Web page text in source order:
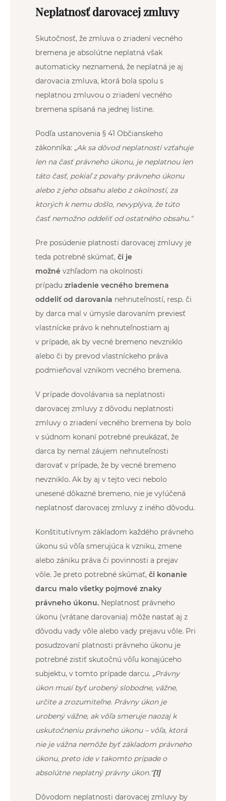
Neplatnosť darovacej zmluvy
Skutočnosť, že zmluva o zriadení vecného
bremena je absolútne neplatná však
automaticky neznamená, že neplatná je aj
darovacia zmluva, ktorá bola spolu s
neplatnou zmluvou o zriadení vecného
bremena spísaná na jednej listine.
Podľa ustanovenia § 41 Občianskeho
zákonníka: „Ak sa dôvod neplatnosti vzťahuje
len na časť právneho úkonu, je neplatnou len
táto časť, pokiaľ z povahy právneho úkonu
alebo z jeho obsahu alebo z okolností, za
ktorých k nemu došlo, nevyplýva, že túto
časť nemožno oddeliť od ostatného obsahu.“
Pre posúdenie platnosti darovacej zmluvy je
teda potrebné skúmať, či je
možné vzhľadom na okolnosti
prípadu zriadenie vecného bremena
oddeliť od darovania nehnuteľností, resp. či
by darca mal v úmysle darovaním previesť
vlastnícke právo k nehnuteľnostiam aj
v prípade, ak by vecné bremeno nevzniklo
alebo či by prevod vlastníckeho práva
podmieňoval vznikom vecného bremena.
V prípade dovolávania sa neplatnosti
darovacej zmluvy z dôvodu neplatnosti
zmluvy o zriadení vecného bremena by bolo
v súdnom konaní potrebné preukázať, že
darca by nemal záujem nehnuteľnosti
darovať v prípade, že by vecné bremeno
nevzniklo. Ak by aj v tejto veci nebolo
unesené dôkazné bremeno, nie je vylúčená
neplatnosť darovacej zmluvy z iného dôvodu.
Konštitutívnym základom každého právneho
úkonu sú vôľa smerujúca k vzniku, zmene
alebo zániku práva či povinnosti a prejav
vôle. Je preto potrebné skúmať, či konanie
darcu malo všetky pojmové znaky
právneho úkonu. Neplatnosť právneho
úkonu (vrátane darovania) môže nastať aj z
dôvodu vady vôle alebo vady prejavu vôle. Pri
posudzovaní platnosti právneho úkonu je
potrebné zistiť skutočnú vôľu konajúceho
subjektu, v tomto prípade darcu. „Právny
úkon musí byť urobený slobodne, vážne,
určite a zrozumiteľne. Právny úkon je
urobený vážne, ak vôľa smeruje naozaj k
uskutočneniu právneho úkonu – vôľa, ktorá
nie je vážna nemôže byť základom právneho
úkonu, preto ide v takomto prípade o
absolútne neplatný právny úkon.“[1]
Dôvodom neplatnosti darovacej zmluvy by